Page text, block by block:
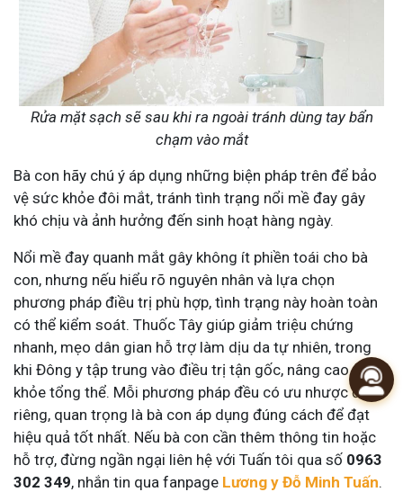
Rửa mặt sạch sẽ sau khi ra ngoài tránh dùng tay bẩn
chạm vào mắt
Bà con hãy chú ý áp dụng những biện pháp trên để bảo
vệ sức khỏe đôi mắt, tránh tình trạng nổi mề đay gây
khó chịu và ảnh hưởng đến sinh hoạt hàng ngày.
Nổi mề đay quanh mắt gây không ít phiền toái cho bà
con, nhưng nếu hiểu rõ nguyên nhân và lựa chọn
phương pháp điều trị phù hợp, tình trạng này hoàn toàn
có thể kiểm soát. Thuốc Tây giúp giảm triệu chứng
nhanh, mẹo dân gian hỗ trợ làm dịu da tự nhiên, trong
khi Đông y tập trung vào điều trị tận gốc, nâng cao sức
khỏe tổng thể. Mỗi phương pháp đều có ưu nhược điểm
riêng, quan trọng là bà con áp dụng đúng cách để đạt
hiệu quả tốt nhất. Nếu bà con cần thêm thông tin hoặc
hỗ trợ, đừng ngần ngại liên hệ với Tuấn tôi qua số 0963
302 349, nhắn tin qua fanpage Lương y Đỗ Minh Tuấn.